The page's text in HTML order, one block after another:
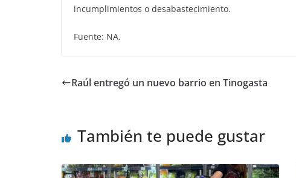
incumplimientos o desabastecimiento.
Fuente: NA.
Raúl entregó un nuevo barrio en Tinogasta
También te puede gustar